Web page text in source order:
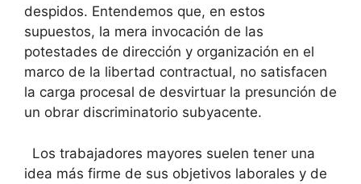
despidos. Entendemos que, en estos
supuestos, la mera invocación de las
potestades de dirección y organización en el
marco de la libertad contractual, no satisfacen
la carga procesal de desvirtuar la presunción de
un obrar discriminatorio subyacente.
Los trabajadores mayores suelen tener una
idea más firme de sus objetivos laborales y de